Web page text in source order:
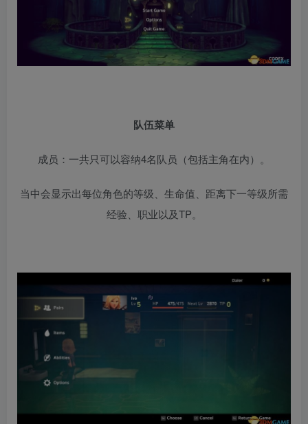
队伍菜单
成员：一共只可以容纳4名队员（包括主角在内）。
当中会显示出每位角色的等级、生命值、距离下一等级所需
经验、职业以及TP。